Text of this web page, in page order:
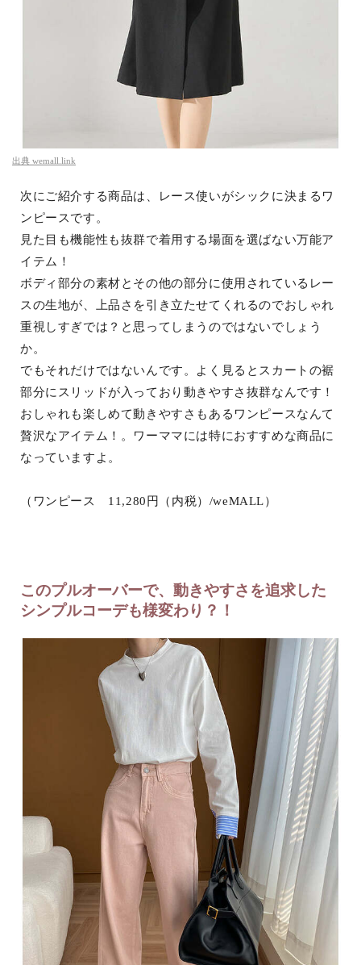
出典 wemall.link
次にご紹介する商品は、レース使いがシックに決まるワ
ンピースです。
見た目も機能性も抜群で着用する場面を選ばない万能ア
イテム！
ボディ部分の素材とその他の部分に使用されているレー
スの生地が、上品さを引き立たせてくれるのでおしゃれ
重視しすぎでは？と思ってしまうのではないでしょう
か。
でもそれだけではないんです。よく見るとスカートの裾
部分にスリッドが入っており動きやすさ抜群なんです！
おしゃれも楽しめて動きやすさもあるワンピースなんて
贅沢なアイテム！。ワーママには特におすすめな商品に
なっていますよ。
（ワンピース 11,280円（内税）/weMALL）
このプルオーバーで、動きやすさを追求した
シンプルコーデも様変わり？！